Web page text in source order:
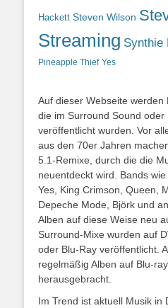
Hackett Steven Wilson
Streaming Synthie
Pineapple Thief Yes
Auf dieser Webseite werden
die im Surround Sound oder
veröffentlicht wurden. Vor
aus den 70er Jahren
5.1-Remixe, durch die die
neuentdeckt wird. Bands
Yes, King Crimson, Queen,
Depeche Mode, Björk und
Alben auf diese Weise neu
Surround-Mixe wurden auf
oder Blu-Ray veröffentlicht.
regelmäßig Alben auf Blu-
herausgebracht.
Im Trend ist aktuell Musik in